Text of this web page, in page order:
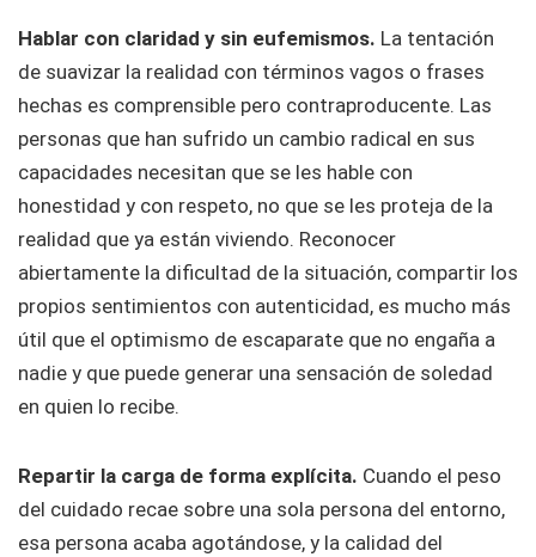
Hablar con claridad y sin eufemismos. La tentación
de suavizar la realidad con términos vagos o frases
hechas es comprensible pero contraproducente. Las
personas que han sufrido un cambio radical en sus
capacidades necesitan que se les hable con
honestidad y con respeto, no que se les proteja de la
realidad que ya están viviendo. Reconocer
abiertamente la dificultad de la situación, compartir los
propios sentimientos con autenticidad, es mucho más
útil que el optimismo de escaparate que no engaña a
nadie y que puede generar una sensación de soledad
en quien lo recibe.
Repartir la carga de forma explícita. Cuando el peso
del cuidado recae sobre una sola persona del entorno,
esa persona acaba agotándose, y la calidad del